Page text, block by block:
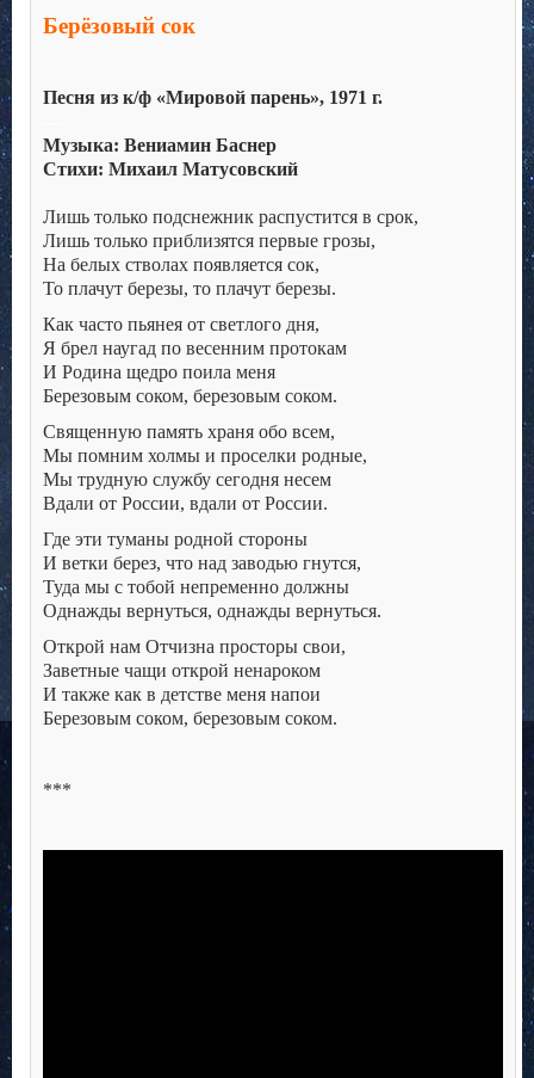
Берёзовый сок
Песня из к/ф «Мировой парень», 1971 г.
Музыка: Вениамин Баснер
Стихи: Михаил Матусовский
Лишь только подснежник распустится в срок,
Лишь только приблизятся первые грозы,
На белых стволах появляется сок,
То плачут березы, то плачут березы.
Как часто пьянея от светлого дня,
Я брел наугад по весенним протокам
И Родина щедро поила меня
Березовым соком, березовым соком.
Священную память храня обо всем,
Мы помним холмы и проселки родные,
Мы трудную службу сегодня несем
Вдали от России, вдали от России.
Где эти туманы родной стороны
И ветки берез, что над заводью гнутся,
Туда мы с тобой непременно должны
Однажды вернуться, однажды вернуться.
Открой нам Отчизна просторы свои,
Заветные чащи открой ненароком
И также как в детстве меня напои
Березовым соком, березовым соком.
***